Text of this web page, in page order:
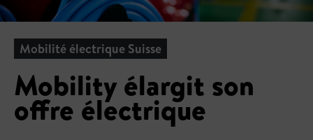
Mobilité électrique Suisse
Mobility élargit son
offre électrique